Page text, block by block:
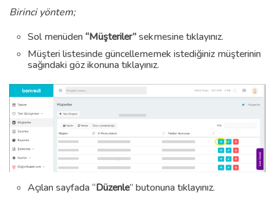
Birinci yöntem;
Sol menüden“Müşteriler”sekmesine tıklayınız.
Müşteri listesinde güncellememek istediğiniz müşterinin
sağındaki göz ikonuna tıklayınız.
Açılan sayfada “Düzenle” butonuna tıklayınız.